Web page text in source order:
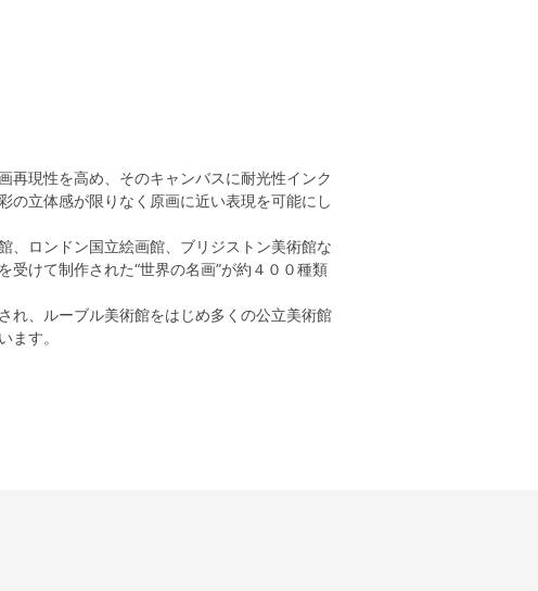
再現性を高め、そのキャンバスに耐光性インク
の立体感が限りなく原画に近い表現を可能にし
、ロンドン国立絵画館、ブリジストン美術館な
けて制作された“世界の名画”が約４００種類
れ、ルーブル美術館をはじめ多くの公立美術館
ます。